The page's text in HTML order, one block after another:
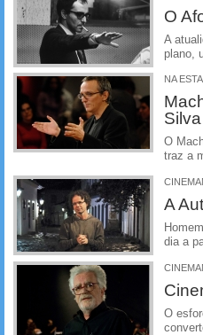
O
A
plano,
NA
Silva
O
traz a
A
dia a
O